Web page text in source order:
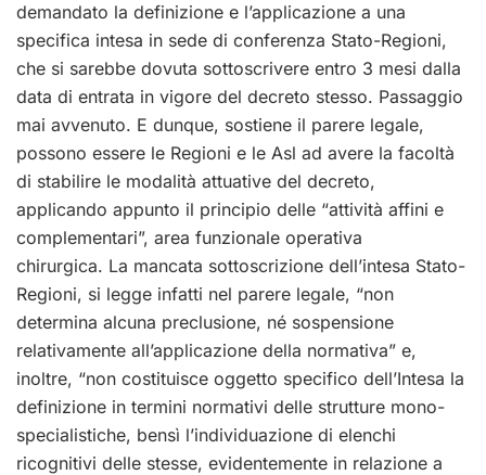
demandato la definizione e l’applicazione a una
specifica intesa in sede di conferenza Stato-Regioni,
che si sarebbe dovuta sottoscrivere entro 3 mesi dalla
data di entrata in vigore del decreto stesso. Passaggio
mai avvenuto. E dunque, sostiene il parere legale,
possono essere le Regioni e le Asl ad avere la facoltà
di stabilire le modalità attuative del decreto,
applicando appunto il principio delle “attività affini e
complementari”, area funzionale operativa
chirurgica. La mancata sottoscrizione dell’intesa Stato-
Regioni, si legge infatti nel parere legale, “non
determina alcuna preclusione, né sospensione
relativamente all’applicazione della normativa” e,
inoltre, “non costituisce oggetto specifico dell’Intesa la
definizione in termini normativi delle strutture mono-
specialistiche, bensì l’individuazione di elenchi
ricognitivi delle stesse, evidentemente in relazione a